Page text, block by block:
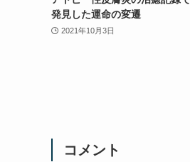
発見した運命の変遷
2021年10月3日
コメント